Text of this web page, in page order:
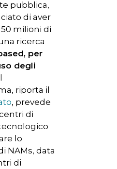
pubblica,
di aver
milioni di
ricerca
per
degli
riporta il
, prevede
di
lo
NAMs, data
di